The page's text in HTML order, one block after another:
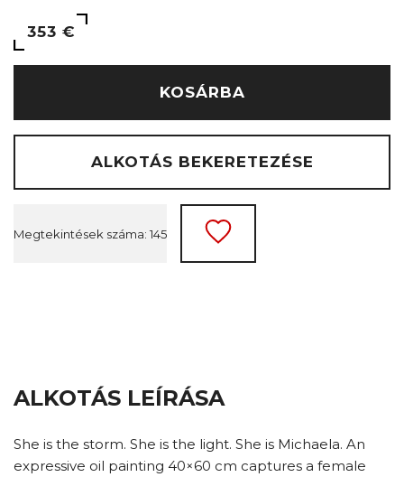
353 €
KOSÁRBA
ALKOTÁS BEKERETEZÉSE
Megtekintések száma: 145
ALKOTÁS LEÍRÁSA
She is the storm. She is the light. She is Michaela. An
expressive oil painting 40×60 cm captures a female